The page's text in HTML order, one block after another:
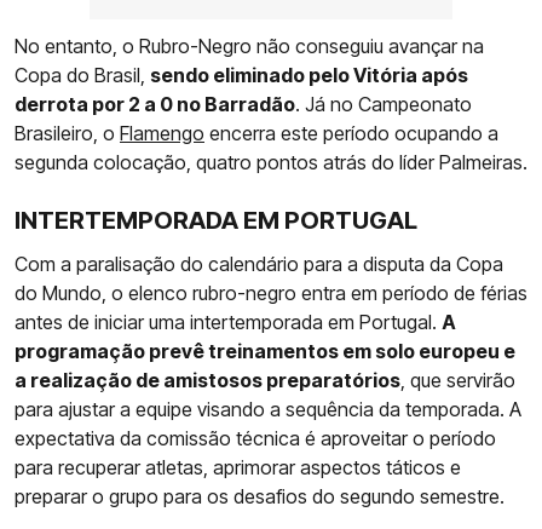
No entanto, o Rubro-Negro não conseguiu avançar na
Copa do Brasil, sendo eliminado pelo Vitória após
derrota por 2 a 0 no Barradão. Já no Campeonato
Brasileiro, o Flamengo encerra este período ocupando a
segunda colocação, quatro pontos atrás do líder Palmeiras.
INTERTEMPORADA EM PORTUGAL
Com a paralisação do calendário para a disputa da Copa
do Mundo, o elenco rubro-negro entra em período de férias
antes de iniciar uma intertemporada em Portugal. A
programação prevê treinamentos em solo europeu e
a realização de amistosos preparatórios , que servirão
para ajustar a equipe visando a sequência da temporada. A
expectativa da comissão técnica é aproveitar o período
para recuperar atletas, aprimorar aspectos táticos e
preparar o grupo para os desafios do segundo semestre.